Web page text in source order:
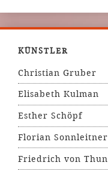
KÜNSTLER
Christian Gruber
Elisabeth Kulman
Esther Schöpf
Florian Sonnleitner
Friedrich von Thun